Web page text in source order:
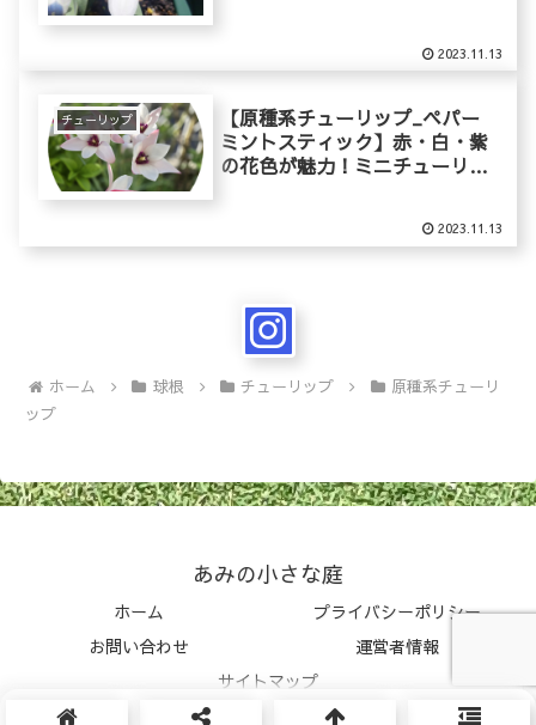
2023.11.13
チューリップ
【原種系チューリップ_ペパー
ミントスティック】赤・白・紫
の花色が魅力！ミニチューリッ
2023.11.13
ホーム 球根 チューリップ
原種系チューリ
ップ
あみの小さな庭
ホーム
プライバシーポリシー
お問い合わせ
運営者情報
サイトマップ